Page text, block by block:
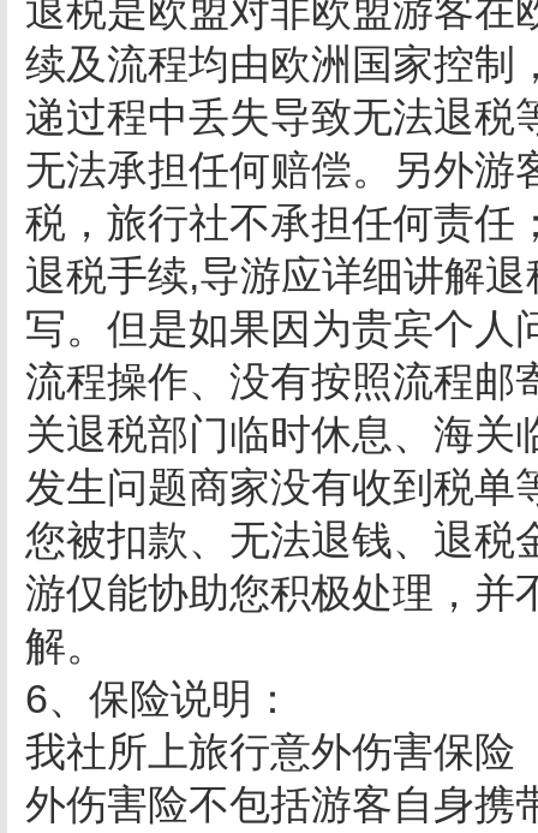
退税是欧盟对非欧盟游客在
续及流程均由欧洲国家控制
递过程中丢失导致无法退税
无法承担任何赔偿。另外游
税，旅行社不承担任何责任
退税手续,导游应详细讲解
写。但是如果因为贵宾个人
流程操作、没有按照流程邮
关退税部门临时休息、海关
发生问题商家没有收到税单
您被扣款、无法退钱、退税
游仅能协助您积极处理，并
解。
6、保险说明：
我社所上旅行意外伤害保险
外伤害险不包括游客自身